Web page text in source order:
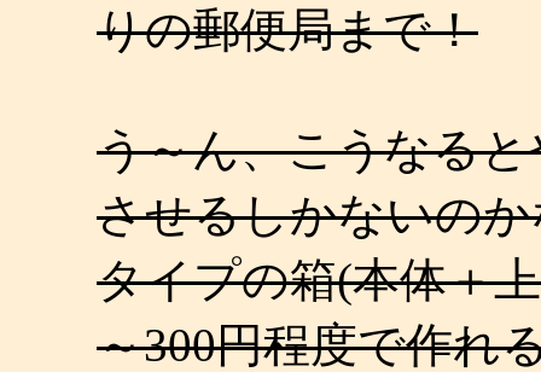
りの郵便局まで！
う～ん、こうなる
させるしかないの
タイプの箱(本体＋
～300円程度で作れ